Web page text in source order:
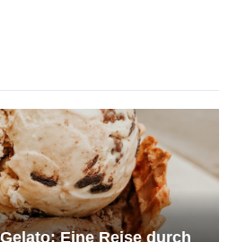
Eine Reise durch